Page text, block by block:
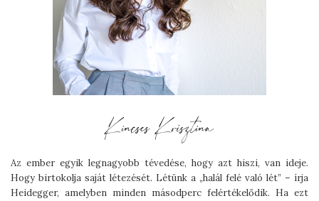
Az ember egyik legnagyobb tévedése, hogy azt hiszi, van ideje.
Hogy birtokolja saját létezését. Létünk a „halál felé való lét” – írja
Heidegger, amelyben minden másodperc felértékelődik. Ha ezt